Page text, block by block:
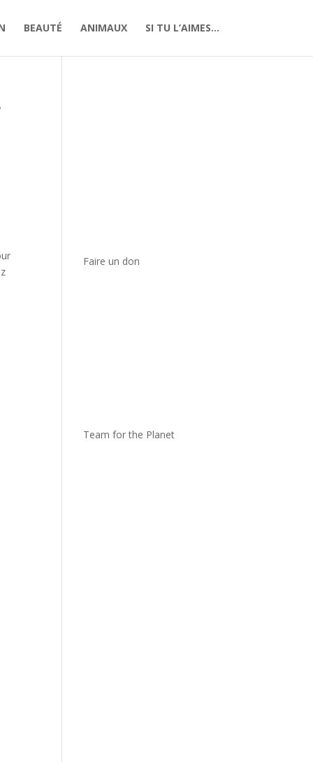
BEAUTÉ ANIMAUX SI TU L’AIMES…
Faire un don
Team for the Planet